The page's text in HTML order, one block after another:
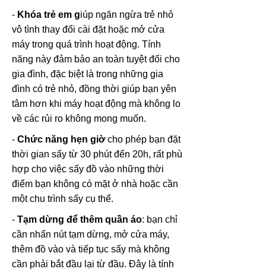
- Khóa trẻ em giúp ngăn ngừa trẻ nhỏ
vô tình thay đổi cài đặt hoặc mở cửa
máy trong quá trình hoạt động. Tính
năng này đảm bảo an toàn tuyệt đối cho
gia đình, đặc biệt là trong những gia
đình có trẻ nhỏ, đồng thời giúp bạn yên
tâm hơn khi máy hoạt động mà không lo
về các rủi ro không mong muốn.
- Chức năng hẹn giờcho phép bạn đặt
thời gian sấy từ 30 phút đến 20h, rất phù
hợp cho việc sấy đồ vào những thời
điểm bạn không có mặt ở nhà hoặc cần
một chu trình sấy cụ thể.
- Tạm dừng để thêm quần áo: bạn chỉ
cần nhấn nút tạm dừng, mở cửa máy,
thêm đồ vào và tiếp tục sấy mà không
cần phải bắt đầu lại từ đầu. Đây là tính